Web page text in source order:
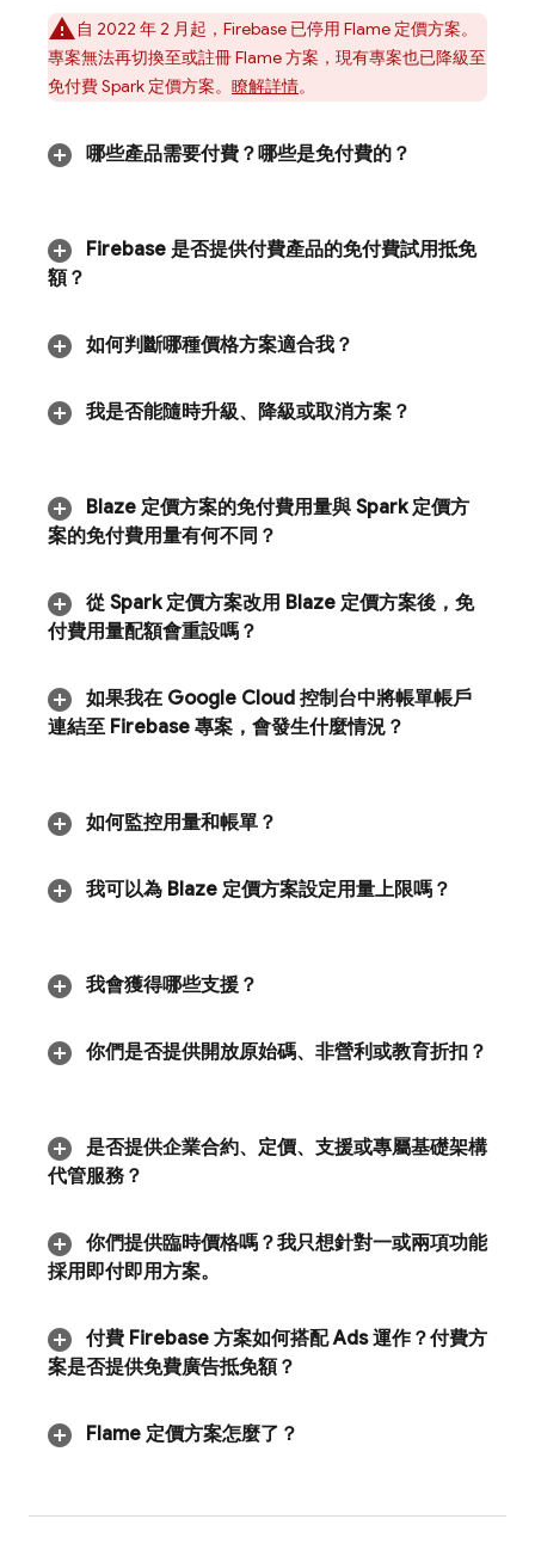
自 2022 年 2 月起，Firebase 已停用 Flame 定價方案。
專案無法再切換至或註冊 Flame 方案，現有專案也已降級至
免付費 Spark 定價方案。 瞭解詳情。
哪些產品需要付費？哪些是免付費的？
Firebase 是否提供付費產品的免付費試用抵免
額？
如何判斷哪種價格方案適合我？
我是否能隨時升級、降級或取消方案？
Blaze 定價方案的免付費用量與 Spark 定價方
案的免付費用量有何不同？
從 Spark 定價方案改用 Blaze 定價方案後，免
付費用量配額會重設嗎？
如果我在 Google Cloud 控制台中將帳單帳戶
連結至 Firebase 專案，會發生什麼情況？
如何監控用量和帳單？
我可以為 Blaze 定價方案設定用量上限嗎？
我會獲得哪些支援？
你們是否提供開放原始碼、非營利或教育折扣？
是否提供企業合約、定價、支援或專屬基礎架構
代管服務？
你們提供臨時價格嗎？我只想針對一或兩項功能
採用即付即用方案。
付費 Firebase 方案如何搭配Ads運作？付費方
案是否提供免費廣告抵免額？
Flame 定價方案怎麼了？